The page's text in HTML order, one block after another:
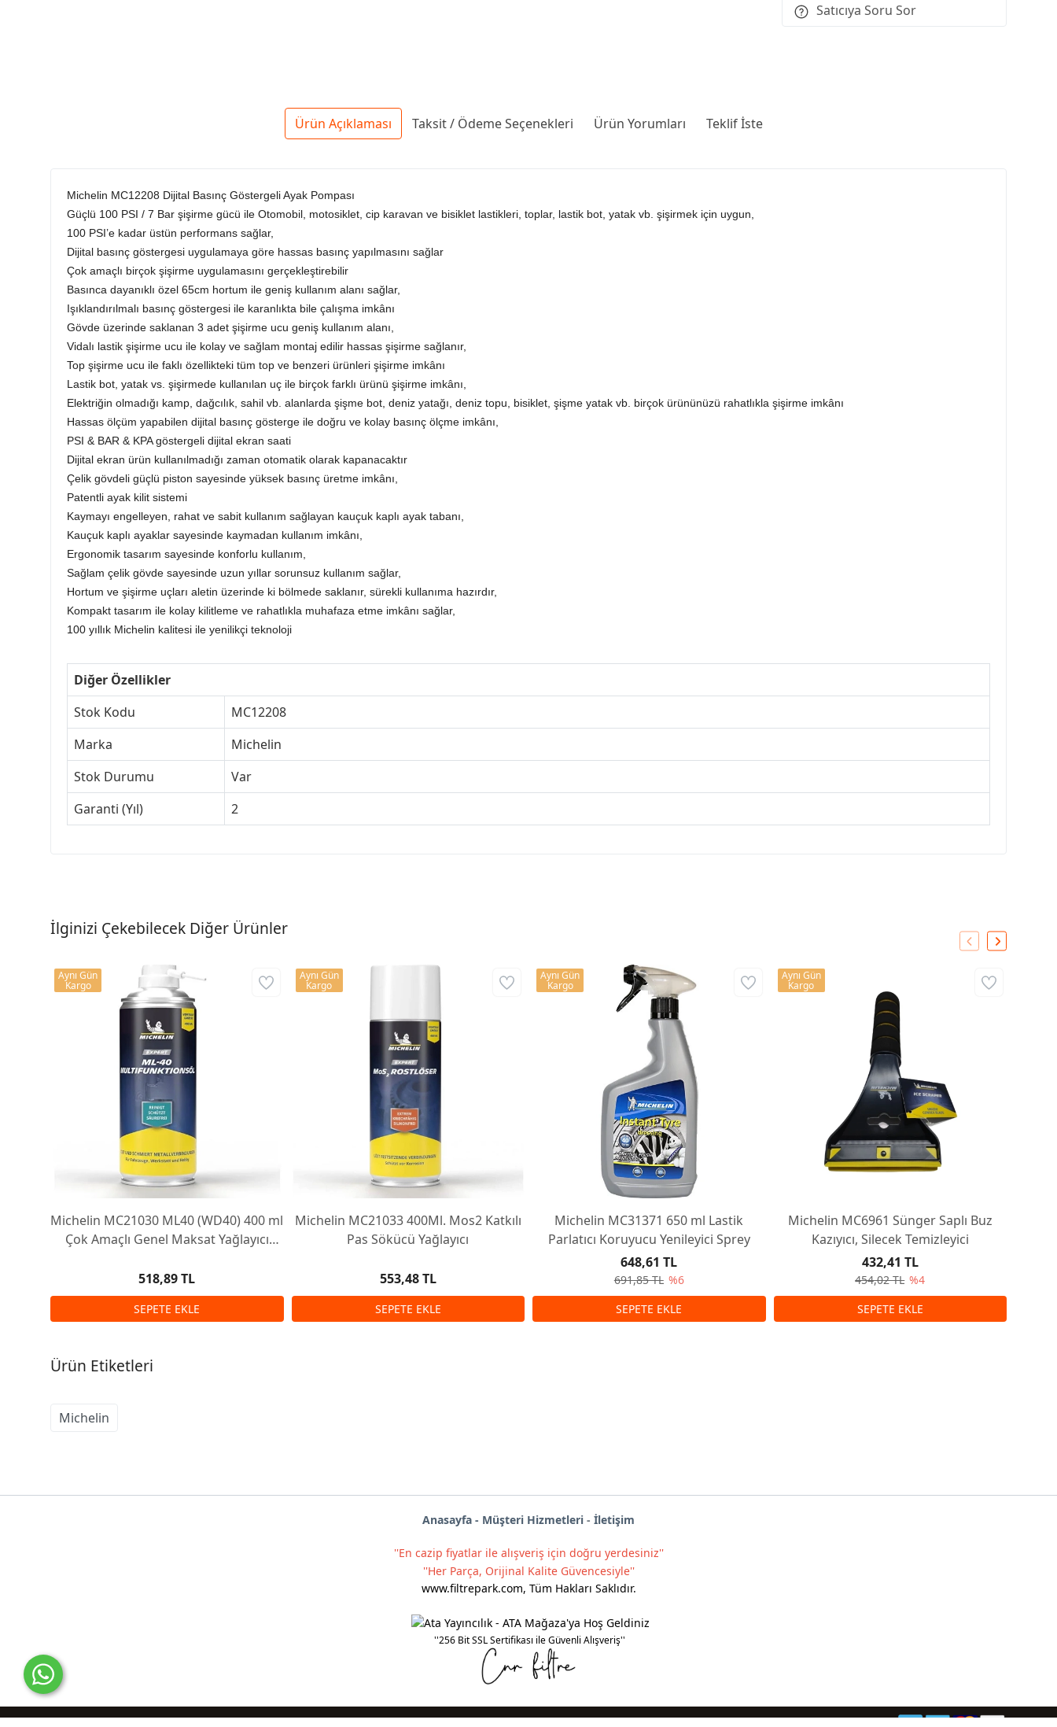
Satıcıya Soru Sor
Ürün Açıklaması Taksit / Ödeme Seçenekleri Ürün Yorumları Teklif İste
Michelin MC12208 Dijital Basınç Göstergeli Ayak Pompası
Güçlü 100 PSI / 7 Bar şişirme gücü ile Otomobil, motosiklet, cip karavan ve bisiklet lastikleri, toplar, lastik bot, yatak vb. şişirmek için uygun,
100 PSI’e kadar üstün performans sağlar,
Dijital basınç göstergesi uygulamaya göre hassas basınç yapılmasını sağlar
Çok amaçlı birçok şişirme uygulamasını gerçekleştirebilir
Basınca dayanıklı özel 65cm hortum ile geniş kullanım alanı sağlar,
Işıklandırılmalı basınç göstergesi ile karanlıkta bile çalışma imkânı
Gövde üzerinde saklanan 3 adet şişirme ucu geniş kullanım alanı,
Vidalı lastik şişirme ucu ile kolay ve sağlam montaj edilir hassas şişirme sağlanır,
Top şişirme ucu ile faklı özellikteki tüm top ve benzeri ürünleri şişirme imkânı
Lastik bot, yatak vs. şişirmede kullanılan uç ile birçok farklı ürünü şişirme imkânı,
Elektriğin olmadığı kamp, dağcılık, sahil vb. alanlarda şişme bot, deniz yatağı, deniz topu, bisiklet, şişme yatak vb. birçok ürününüzü rahatlıkla şişirme imkânı
Hassas ölçüm yapabilen dijital basınç gösterge ile doğru ve kolay basınç ölçme imkânı,
PSI & BAR & KPA göstergeli dijital ekran saati
Dijital ekran ürün kullanılmadığı zaman otomatik olarak kapanacaktır
Çelik gövdeli güçlü piston sayesinde yüksek basınç üretme imkânı,
Patentli ayak kilit sistemi
Kaymayı engelleyen, rahat ve sabit kullanım sağlayan kauçuk kaplı ayak tabanı,
Kauçuk kaplı ayaklar sayesinde kaymadan kullanım imkânı,
Ergonomik tasarım sayesinde konforlu kullanım,
Sağlam çelik gövde sayesinde uzun yıllar sorunsuz kullanım sağlar,
Hortum ve şişirme uçları aletin üzerinde ki bölmede saklanır, sürekli kullanıma hazırdır,
Kompakt tasarım ile kolay kilitleme ve rahatlıkla muhafaza etme imkânı sağlar,
100 yıllık Michelin kalitesi ile yenilikçi teknoloji
Diğer Özellikler
Stok Kodu
MC12208
Marka
Michelin
Stok Durumu
Var
Garanti (Yıl)
2
İlginizi Çekebilecek Diğer Ürünler
Michelin MC21030 ML40 (WD40) 400 ml
Çok Amaçlı Genel Maksat Yağlayıcı
518,89 TL
Aynı Gün
Kargo
Michelin MC21033 400Ml. Mos2 Katkılı
Pas Sökücü Yağlayıcı
553,48 TL
Aynı Gün
Kargo
Michelin MC31371 650 ml Lastik
Parlatıcı Koruyucu Yenileyici Sprey
691,85 TL %6
648,61 TL
Aynı Gün
Kargo
Michelin MC6961 Sünger Saplı Buz
Kazıyıcı, Silecek Temizleyici
454,02 TL %4
432,41 TL
Aynı Gün
Kargo
Ürün Etiketleri
Michelin
Anasayfa - Müşteri Hizmetleri - İletişim
''En cazip fiyatlar ile alışveriş için doğru yerdesiniz''
''Her Parça, Orijinal Kalite Güvencesiyle''
www.filtrepark.com, Tüm Hakları Saklıdır.
''256 Bit SSL Sertifikası ile Güvenli Alışveriş''